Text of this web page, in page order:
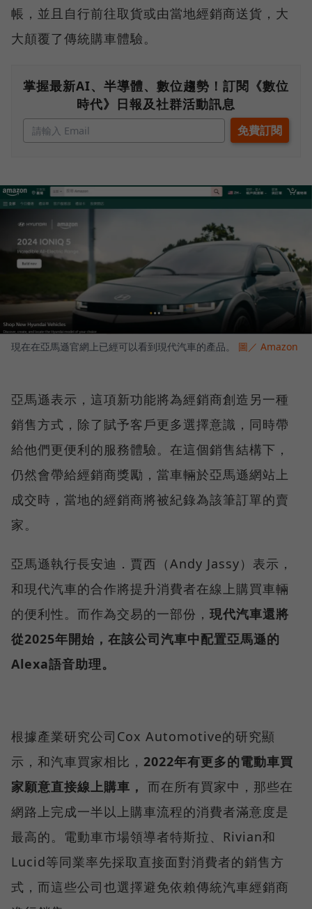
帳，並且自行前往取貨或由當地經銷商送貨，大
大顛覆了傳統購車體驗。
掌握最新AI、半導體、數位趨勢！訂閱《數位
時代》日報及社群活動訊息
現在在亞馬遜官網上已經可以看到現代汽車的產品。 圖／ Amazon
亞馬遜表示，這項新功能將為經銷商創造另一種
銷售方式，除了賦予客戶更多選擇意識，同時帶
給他們更便利的服務體驗。在這個銷售結構下，
仍然會帶給經銷商獎勵，當車輛於亞馬遜網站上
成交時，當地的經銷商將被紀錄為該筆訂單的賣
家。
亞馬遜執行長安迪．賈西（Andy Jassy）表示，
和現代汽車的合作將提升消費者在線上購買車輛
的便利性。而作為交易的一部份， 現代汽車還將
從2025年開始，在該公司汽車中配置亞馬遜的
Alexa語音助理。
根據產業研究公司Cox Automotive的研究顯
示，和汽車買家相比， 2022年有更多的電動車買
家願意直接線上購車， 而在所有買家中，那些在
網路上完成一半以上購車流程的消費者滿意度是
最高的。電動車市場領導者特斯拉、Rivian和
Lucid等同業率先採取直接面對消費者的銷售方
式，而這些公司也選擇避免依賴傳統汽車經銷商